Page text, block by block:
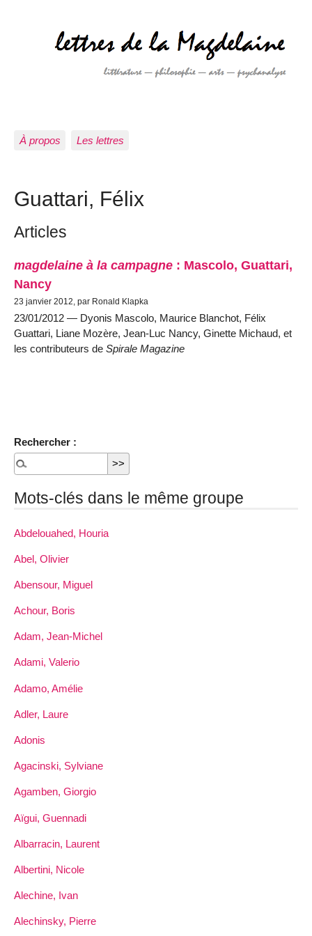
À propos Les lettres
Guattari, Félix
Articles
magdelaine à la campagne : Mascolo, Guattari,
Nancy
23 janvier 2012, par Ronald Klapka
23/01/2012 — Dyonis Mascolo, Maurice Blanchot, Félix
Guattari, Liane Mozère, Jean-Luc Nancy, Ginette Michaud, et
les contributeurs de Spirale Magazine
Rechercher :
Mots-clés dans le même groupe
Abdelouahed, Houria
Abel, Olivier
Abensour, Miguel
Achour, Boris
Adam, Jean-Michel
Adami, Valerio
Adamo, Amélie
Adler, Laure
Adonis
Agacinski, Sylviane
Agamben, Giorgio
Aïgui, Guennadi
Albarracin, Laurent
Albertini, Nicole
Alechine, Ivan
Alechinsky, Pierre